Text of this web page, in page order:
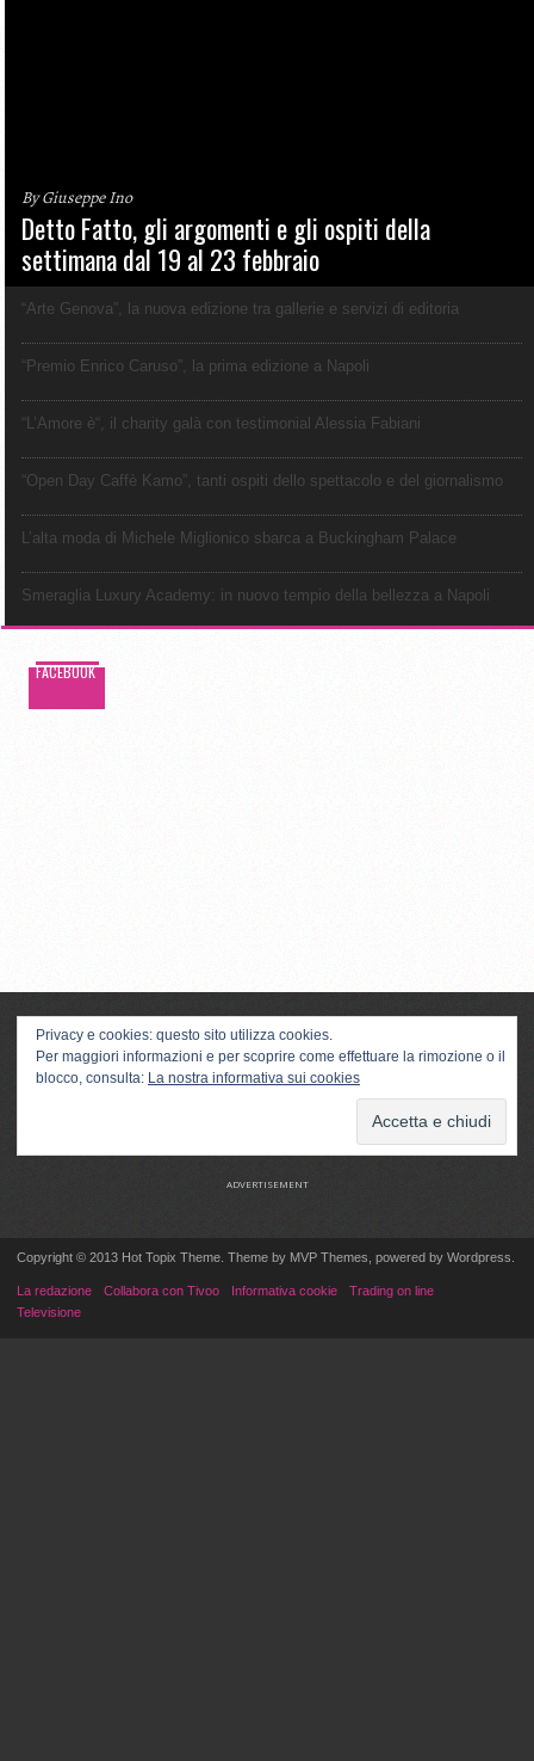
By Giuseppe Ino
Detto Fatto, gli argomenti e gli ospiti della
settimana dal 19 al 23 febbraio
“Arte Genova”, la nuova edizione tra gallerie e servizi di editoria
“Premio Enrico Caruso”, la prima edizione a Napoli
“L’Amore è“, il charity galà con testimonial Alessia Fabiani
“Open Day Caffè Kamo”, tanti ospiti dello spettacolo e del giornalismo
L’alta moda di Michele Miglionico sbarca a Buckingham Palace
Smeraglia Luxury Academy: in nuovo tempio della bellezza a Napoli
FACEBOOK
Privacy e cookies: questo sito utilizza cookies.
Per maggiori informazioni e per scoprire come effettuare la rimozione o il
blocco, consulta: La nostra informativa sui cookies
ADVERTISEMENT
Copyright © 2013 Hot Topix Theme. Theme by MVP Themes, powered by Wordpress.
La redazione Collabora con Tivoo Informativa cookie
Trading on line
Televisione